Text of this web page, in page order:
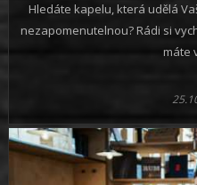
Hledáte kapelu, která udělá
nezapomenutelnou? Rádi si
máte